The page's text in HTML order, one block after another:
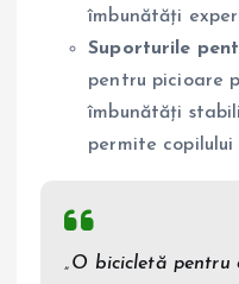
îmbunătăți
Suporturile
pentru picioare
îmbunătăți
permite copilului
„O bicicletă pentru